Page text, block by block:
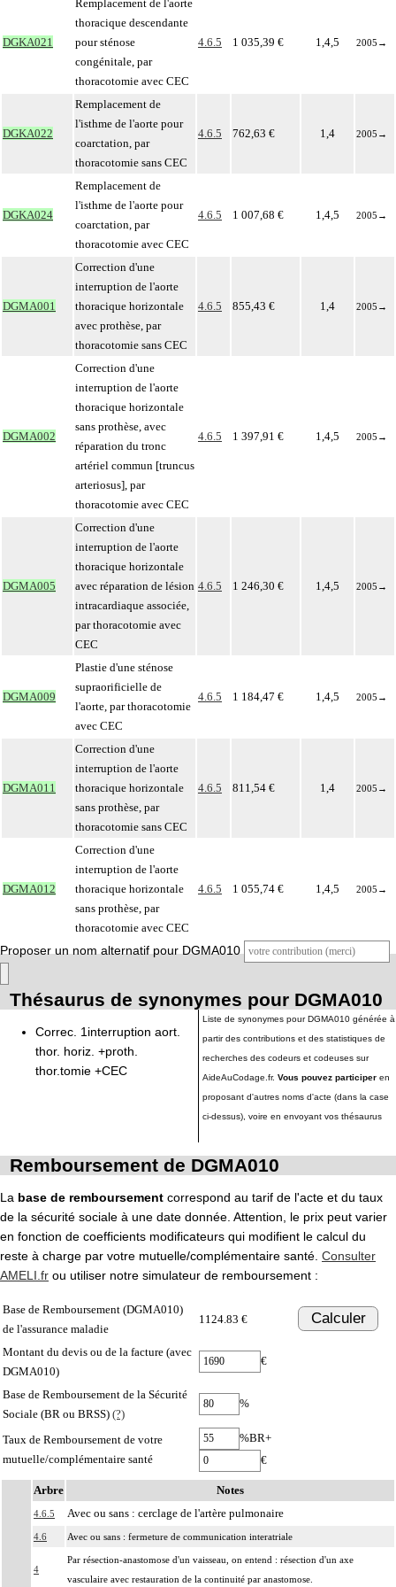
DGKA021
Remplacement de l'aorte
thoracique descendante
pour sténose
congénitale, par
thoracotomie avec CEC
4.6.5 1 035,39 € 1,4,5 2005 →
DGKA022
Remplacement de
l'isthme de l'aorte pour
coarctation, par
thoracotomie sans CEC
4.6.5 762,63 € 1,4 2005 →
DGKA024
Remplacement de
l'isthme de l'aorte pour
coarctation, par
thoracotomie avec CEC
4.6.5 1 007,68 € 1,4,5 2005 →
DGMA001
Correction d'une
interruption de l'aorte
thoracique horizontale
avec prothèse, par
thoracotomie sans CEC
4.6.5 855,43 € 1,4 2005 →
DGMA002
Correction d'une
interruption de l'aorte
thoracique horizontale
sans prothèse, avec
réparation du tronc
artériel commun [truncus
arteriosus], par
thoracotomie avec CEC
4.6.5 1 397,91 € 1,4,5 2005 →
DGMA005
Correction d'une
interruption de l'aorte
thoracique horizontale
avec réparation de lésion
intracardiaque associée,
par thoracotomie avec
CEC
4.6.5 1 246,30 € 1,4,5 2005 →
DGMA009
Plastie d'une sténose
supraorificielle de
l'aorte, par thoracotomie
avec CEC
4.6.5 1 184,47 € 1,4,5 2005 →
DGMA011
Correction d'une
interruption de l'aorte
thoracique horizontale
sans prothèse, par
thoracotomie sans CEC
4.6.5 811,54 € 1,4 2005 →
DGMA012
Correction d'une
interruption de l'aorte
thoracique horizontale
sans prothèse, par
thoracotomie avec CEC
4.6.5 1 055,74 € 1,4,5 2005 →
Proposer un nom alternatif pour DGMA010
Thésaurus de synonymes pour DGMA010
Correc. 1interruption aort.
thor. horiz. +proth.
thor.tomie +CEC
Liste de synonymes pour DGMA010 générée à
partir des contributions et des statistiques de
recherches des codeurs et codeuses sur
AideAuCodage.fr. Vous pouvez participer en
proposant d'autres noms d'acte (dans la case
ci-dessus), voire en envoyant vos thésaurus
Remboursement de DGMA010
La base de remboursement correspond au tarif de l'acte et du taux
de la sécurité sociale à une date donnée. Attention, le prix peut varier
en fonction de coefficients modificateurs qui modifient le calcul du
reste à charge par votre mutuelle/complémentaire santé. Consulter
AMELI.fr ou utiliser notre simulateur de remboursement :
Base de Remboursement (DGMA010)
de l'assurance maladie
1124.83 € Calculer
Montant du devis ou de la facture (avec
DGMA010)
€
Base de Remboursement de la Sécurité
Sociale (BR ou BRSS) (?)
%
Taux de Remboursement de votre
mutuelle/complémentaire santé
%BR+
€
Arbre Notes
4.6.5 Avec ou sans : cerclage de l'artère pulmonaire
4.6 Avec ou sans : fermeture de communication interatriale
4
Par résection-anastomose d'un vaisseau, on entend : résection d'un axe
vasculaire avec restauration de la continuité par anastomose.